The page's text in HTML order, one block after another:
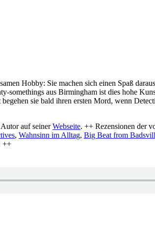
Hobby: Sie machen sich einen Spaß
somethings aus Birmingham ist dies hohe
sie bald ihren ersten Mord, wenn
auf seinerWebseite. ++ Rezensionen der
, Wahnsinn im Alltag, Big Beat from
++